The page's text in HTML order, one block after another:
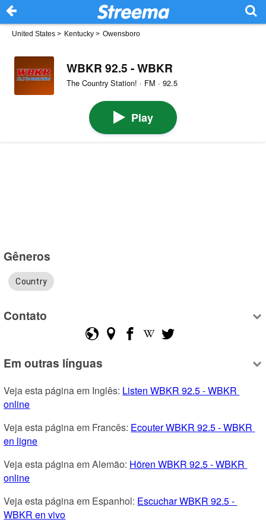
United States > Kentucky > Owensboro
WBKR 92.5 - WBKR
The Country Station! · FM · 92.5
Play
Gêneros
Country
Contato
Em outras línguas
Veja esta página em Inglês: Listen WBKR 92.5 - WBKR
online
Veja esta página em Francês: Ecouter WBKR 92.5 - WBKR
en ligne
Veja esta página em Alemão: Hören WBKR 92.5 - WBKR
online
Veja esta página em Espanhol: Escuchar WBKR 92.5 -
WBKR en vivo